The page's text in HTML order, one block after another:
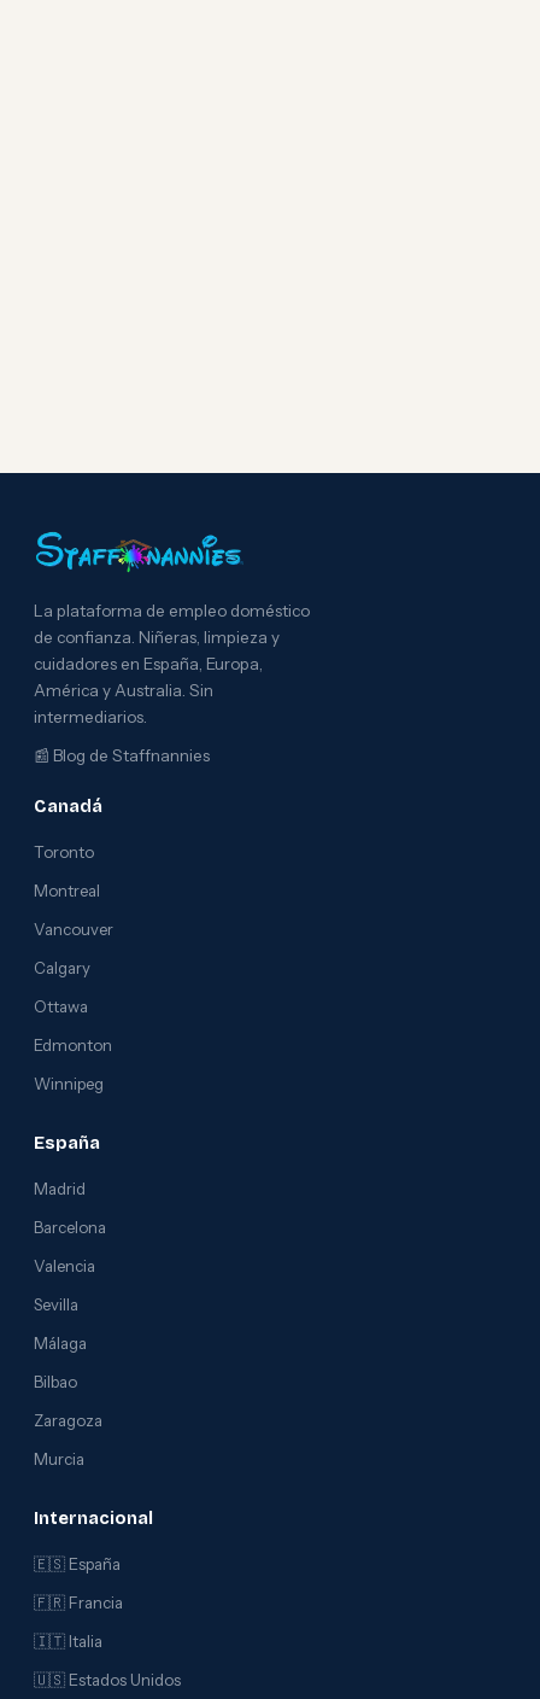
La plataforma de empleo doméstico
de confianza. Niñeras, limpieza y
cuidadores en España, Europa,
América y Australia. Sin
intermediarios.
📰 Blog de Staffnannies
Canadá
Toronto
Montreal
Vancouver
Calgary
Ottawa
Edmonton
Winnipeg
España
Madrid
Barcelona
Valencia
Sevilla
Málaga
Bilbao
Zaragoza
Murcia
Internacional
🇪🇸 España
🇫🇷 Francia
🇮🇹 Italia
🇺🇸 Estados Unidos